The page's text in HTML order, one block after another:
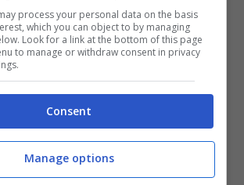
ma non impossibile. E la
consapevole. Il team
Horner
rilasciate daToto Wolff, che
dubbi sulle possibilità del suo
gara, e si aspetta invece una
del sette volte iridato.
process your personal data on the basis
which you can object to by managing
Look for a link at the bottom of this page
to manage or withdraw consent in privacy
Consent
Manage options